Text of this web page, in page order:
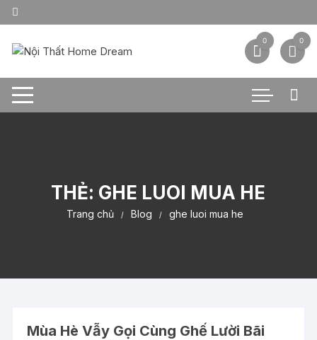
Chuyển
tới
nội
dung
0 0
THẺ: GHE LUOI MUA HE
Trang chủ Blog ghe luoi mua he
Mùa Hè Vẫy Gọi Cùng Ghế Lười Bãi